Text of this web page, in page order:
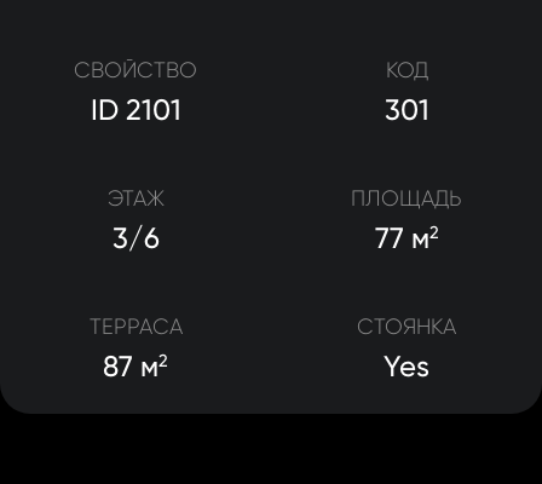
СВОЙСТВО
ID 2101
КОД
301
ЭТАЖ
3/6
ПЛОЩАДЬ
77 м2
ТЕРРАСА
87 м2
СТОЯНКА
Yes